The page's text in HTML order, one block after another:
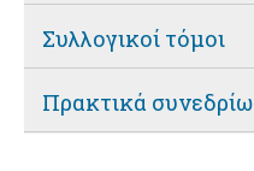
Συλλογικοί τόμοι
Πρακτικά